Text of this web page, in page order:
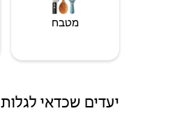
מטבח
יעדים שכדאי לגלות